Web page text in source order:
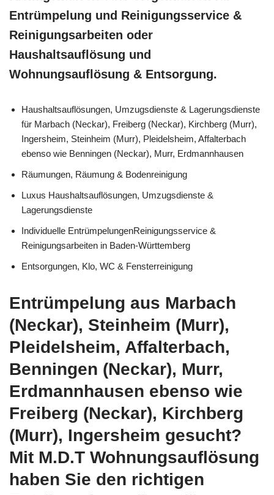
Entrümpelung und Reinigungsservice &
Reinigungsarbeiten oder
Haushaltsauflösung und
Wohnungsauflösung & Entsorgung.
Haushaltsauflösungen, Umzugsdienste & Lagerungsdienste
für Marbach (Neckar), Freiberg (Neckar), Kirchberg (Murr),
Ingersheim, Steinheim (Murr), Pleidelsheim, Affalterbach
ebenso wie Benningen (Neckar), Murr, Erdmannhausen
Räumungen, Räumung & Bodenreinigung
Luxus Haushaltsauflösungen, Umzugsdienste &
Lagerungsdienste
Individuelle EntrümpelungenReinigungsservice &
Reinigungsarbeiten in Baden-Württemberg
Entsorgungen, Klo, WC & Fensterreinigung
Entrümpelung aus Marbach
(Neckar), Steinheim (Murr),
Pleidelsheim, Affalterbach,
Benningen (Neckar), Murr,
Erdmannhausen ebenso wie
Freiberg (Neckar), Kirchberg
(Murr), Ingersheim gesucht?
Mit M.D.T Wohnungsauflösung
haben Sie den richtigen